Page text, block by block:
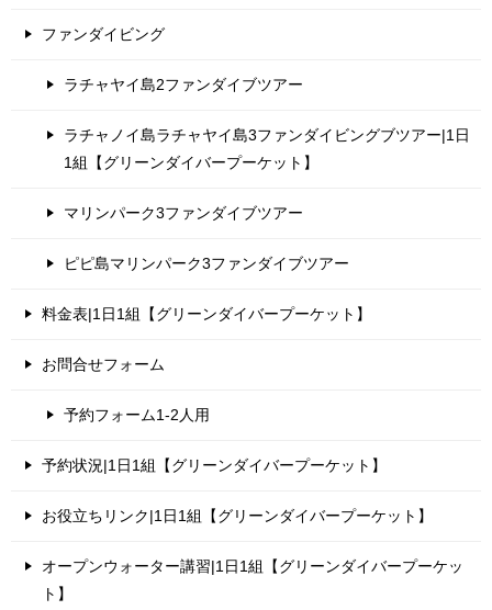
ファンダイビング
ラチャヤイ島2ファンダイブツアー
ラチャノイ島ラチャヤイ島3ファンダイビングブツアー|1日
1組【グリーンダイバープーケット】
マリンパーク3ファンダイブツアー
ピピ島マリンパーク3ファンダイブツアー
料金表|1日1組【グリーンダイバープーケット】
お問合せフォーム
予約フォーム1-2人用
予約状況|1日1組【グリーンダイバープーケット】
お役立ちリンク|1日1組【グリーンダイバープーケット】
オープンウォーター講習|1日1組【グリーンダイバープーケッ
ト】